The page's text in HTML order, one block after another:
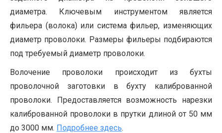
диаметра. Ключевым инструментом является
фильера (волока) или система фильер, изменяющих
диаметр проволоки. Размеры фильеры подбираются
под требуемый диаметр проволоки.
Волочение проволоки происходит из бухты
проволочной заготовки в бухту калиброванной
проволоки. Предоставляется возможность нарезки
калиброванной проволоки в прутки длиной от 50 мм
до 3000 мм. Подробнее здесь.